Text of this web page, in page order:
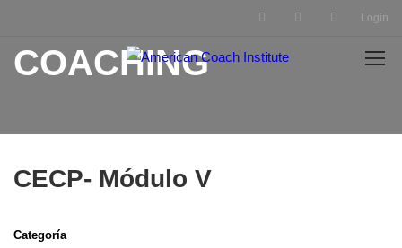
Login
COACHING
CECP- Módulo V
Categoría